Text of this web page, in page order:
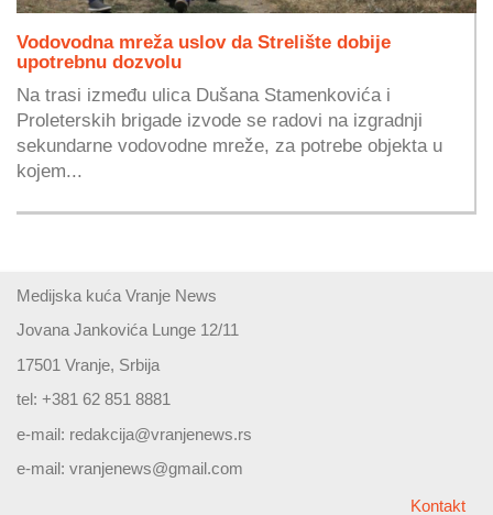
Vodovodna mreža uslov da Strelište dobije
upotrebnu dozvolu
Na trasi između ulica Dušana Stamenkovića i
Proleterskih brigade izvode se radovi na izgradnji
sekundarne vodovodne mreže, za potrebe objekta u
kojem...
Medijska kuća Vranje News
Jovana Jankovića Lunge 12/11
17501 Vranje, Srbija
tel: +381 62 851 8881
e-mail: redakcija@vranjenews.rs
e-mail: vranjenews@gmail.com
Kontakt